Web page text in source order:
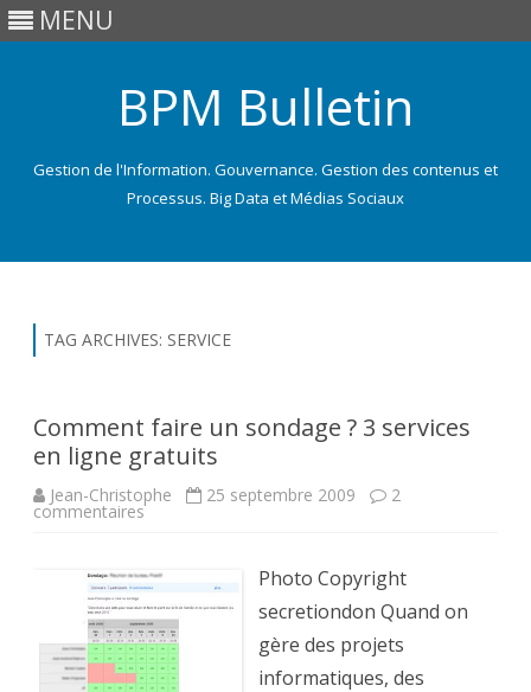
MENU
BPM Bulletin
Gestion de l'Information. Gouvernance. Gestion des contenus et
Processus. Big Data et Médias Sociaux
TAG ARCHIVES: SERVICE
Comment faire un sondage ? 3 services
en ligne gratuits
Jean-Christophe 25 septembre 2009 2
commentairessur
sondage
?
3
services
en
ligne
gratuits
Photo Copyright
secretiondon Quand on
gère des projets
informatiques, des